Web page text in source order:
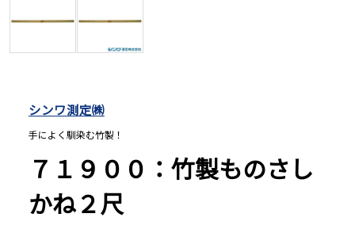
シンワ測定㈱
手によく馴染む竹製！
７１９００：竹製ものさし
かね２尺